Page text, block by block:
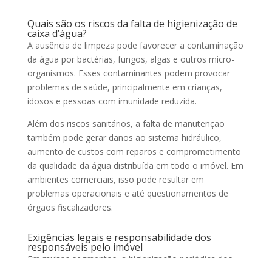
Quais são os riscos da falta de higienização de
caixa d’água?
A ausência de limpeza pode favorecer a contaminação
da água por bactérias, fungos, algas e outros micro-
organismos. Esses contaminantes podem provocar
problemas de saúde, principalmente em crianças,
idosos e pessoas com imunidade reduzida.
Além dos riscos sanitários, a falta de manutenção
também pode gerar danos ao sistema hidráulico,
aumento de custos com reparos e comprometimento
da qualidade da água distribuída em todo o imóvel. Em
ambientes comerciais, isso pode resultar em
problemas operacionais e até questionamentos de
órgãos fiscalizadores.
Exigências legais e responsabilidade dos
responsáveis pelo imóvel